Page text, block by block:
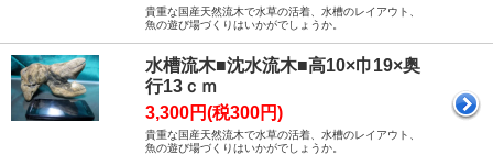
貴重な国産天然流木で水草の活着、水槽のレイアウト、
魚の遊び場づくりはいかがでしょうか。
水槽流木■沈水流木■高10×巾19×奥
行13ｃｍ
3,300円(税300円)
貴重な国産天然流木で水草の活着、水槽のレイアウト、
魚の遊び場づくりはいかがでしょうか。